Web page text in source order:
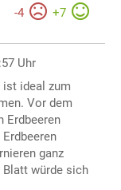
-4 +7
Uhr
ist ideal zum
Vor dem
Erdbeeren
ganz
Blatt würde sich